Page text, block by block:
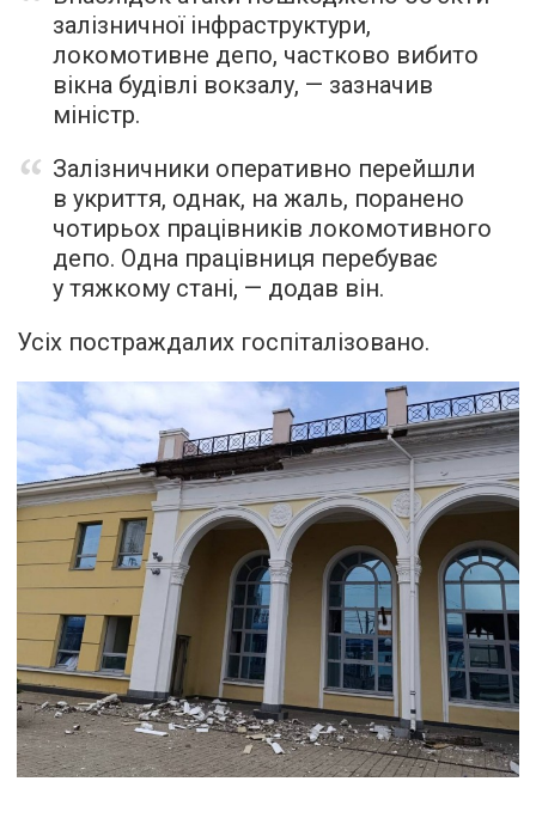
залізничної інфраструктури,
локомотивне депо, частково вибито
вікна будівлі вокзалу, — зазначив
міністр.
Залізничники оперативно перейшли
в укриття, однак, на жаль, поранено
чотирьох працівників локомотивного
депо. Одна працівниця перебуває
у тяжкому стані, — додав він.
Усіх постраждалих госпіталізовано.